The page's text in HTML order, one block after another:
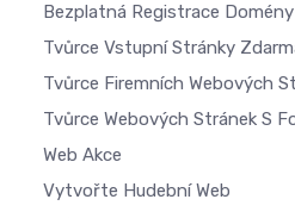
Bezplatná Registrace Domény
Tvůrce Vstupní Stránky
Tvůrce Firemních Webových
Tvůrce Webových Stránek S
Web Akce
Vytvořte Hudební Web